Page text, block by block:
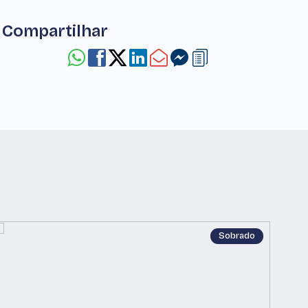
Compartilhar
Sobrado